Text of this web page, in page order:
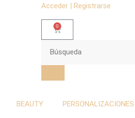
Acceder | Registrarse
0
BEAUTY PERSONALIZACIONES